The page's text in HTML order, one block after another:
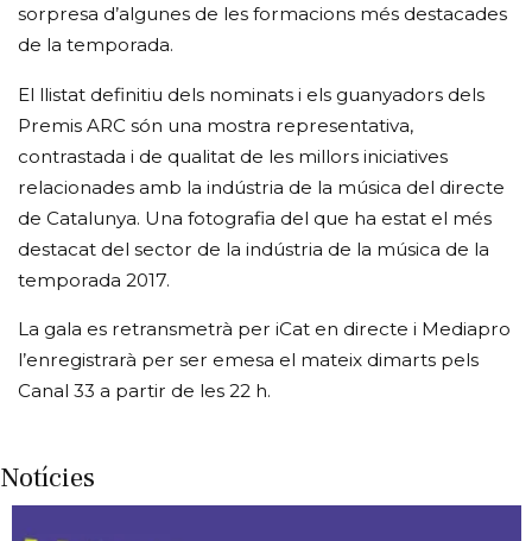
sorpresa d’algunes de les formacions més destacades
de la temporada.
El llistat definitiu dels nominats i els guanyadors dels
Premis ARC són una mostra representativa,
contrastada i de qualitat de les millors iniciatives
relacionades amb la indústria de la música del directe
de Catalunya. Una fotografia del que ha estat el més
destacat del sector de la indústria de la música de la
temporada 2017.
La gala es retransmetrà per iCat en directe i Mediapro
l’enregistrarà per ser emesa el mateix dimarts pels
Canal 33 a partir de les 22 h.
Notícies